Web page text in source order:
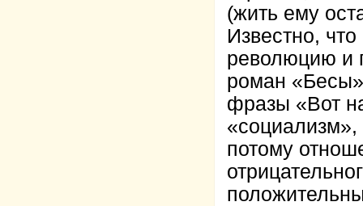
(жить ему
Известно,
революцию и
роман
фразы «Вот
«социализм»,
потому